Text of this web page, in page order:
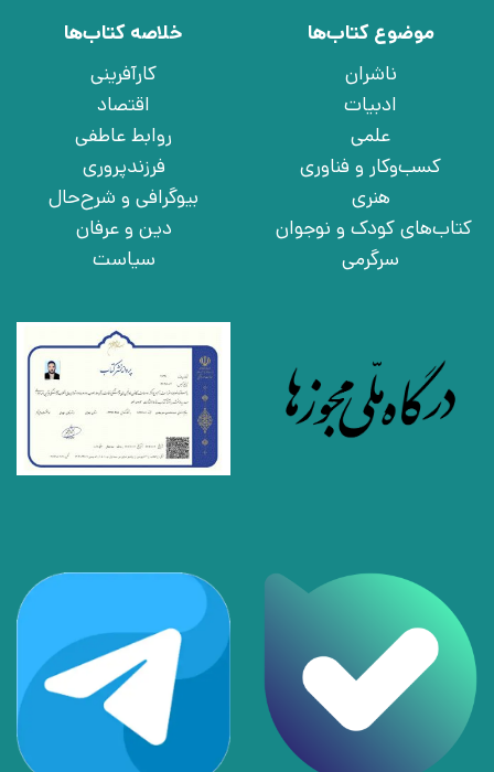
موضوع کتاب‌ها
ناشران
ادبیات
علمی
کسب‌وکار و فناوری
هنری
کتاب‌های کودک و نوجوان
سرگرمی
خلاصه کتاب‌ها
کارآفرینی
اقتصاد
روابط عاطفی
فرزندپروری
بیوگرافی و شرح‌حال
دین و عرفان
سیاست